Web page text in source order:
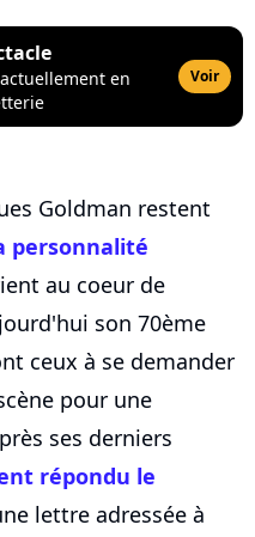
en
Voir
Goldman restent
personnalité
au coeur de
son 70ème
ceux à se demander
pour une
ses derniers
répondu le
lettre adressée à